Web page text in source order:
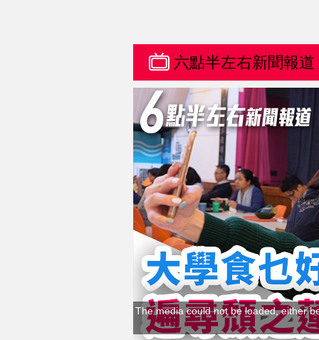
六點半左右新聞報道
The media could not be loaded, either